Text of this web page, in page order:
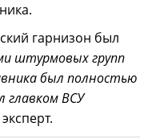
гарнизон был
штурмовых групп
был полностью
главком ВСУ